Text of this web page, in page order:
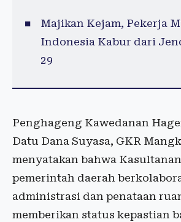
Majikan Kejam, Pekerja
Indonesia Kabur dari
29
Penghageng Kawedanan
Datu Dana Suyasa, GKR
menyatakan bahwa
pemerintah daerah
administrasi dan penataan
memberikan status kepastian